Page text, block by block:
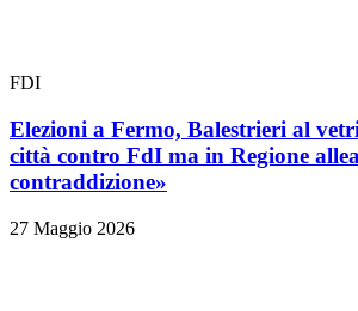
FDI
Elezioni a Fermo, Balestrieri al
città contro FdI ma in Regione
contraddizione»
27 Maggio 2026